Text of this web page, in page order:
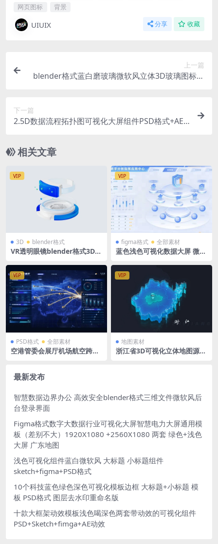
网页图标
背景
UIUIX 分享 收藏
上一篇
blender格式蓝白磨玻璃微软风立体3D玻璃图标服
下一篇
2.5D数据流程拓扑图可视化大屏组件PSD格式+AE
相关文章
VIP
3D blender格式
VR透明眼镜blender格式3D立
VIP
figma格式 全部素材
蓝色浅色可视化数据大屏 微软
扑图 立体分层
VIP
PSD格式 全部素材
空港管委会展厅机场航空跨境
片）
VIP
地图素材
浙江省3D可视化立体地图源文
最新发布
智慧数据边界办公 高效安全blender格式三维文件微软风后
台登录界面
Figma格式数字大数据行业可视化大屏智慧电力大屏通用模
板（差别不大）1920X1080 +2560X1080 两套 绿色+浅色
大屏 广东地图
浅色可视化组件蓝白微软风 大标题 小标题组件
sketch+figma+PSD格式
10个科技蓝色绿色深色可视化模板边框 大标题+小标题 模
板 PSD格式 图层去水印重命名版
十款大框架动效模板浅色喝深色两套带动效的可视化组件
PSD+Sketch+fimga+AE动效